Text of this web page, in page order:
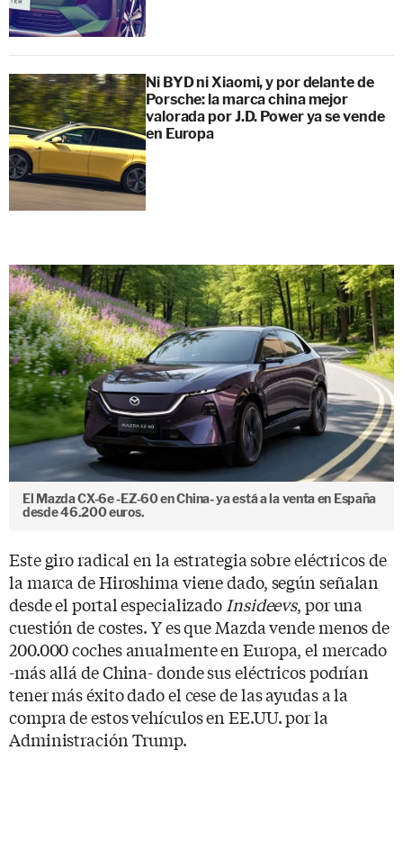
Ni BYD ni Xiaomi, y por delante de
Porsche: la marca china mejor
valorada por J.D. Power ya se vende
en Europa
El Mazda CX-6e -EZ-60 en China- ya está a la venta en España
desde 46.200 euros.
Este giro radical en la estrategia sobre eléctricos de
la marca de Hiroshima viene dado, según señalan
desde el portal especializado Insideevs, por una
cuestión de costes. Y es que Mazda vende menos de
200.000 coches anualmente en Europa, el mercado
-más allá de China- donde sus eléctricos podrían
tener más éxito dado el cese de las ayudas a la
compra de estos vehículos en EE.UU. por la
Administración Trump.